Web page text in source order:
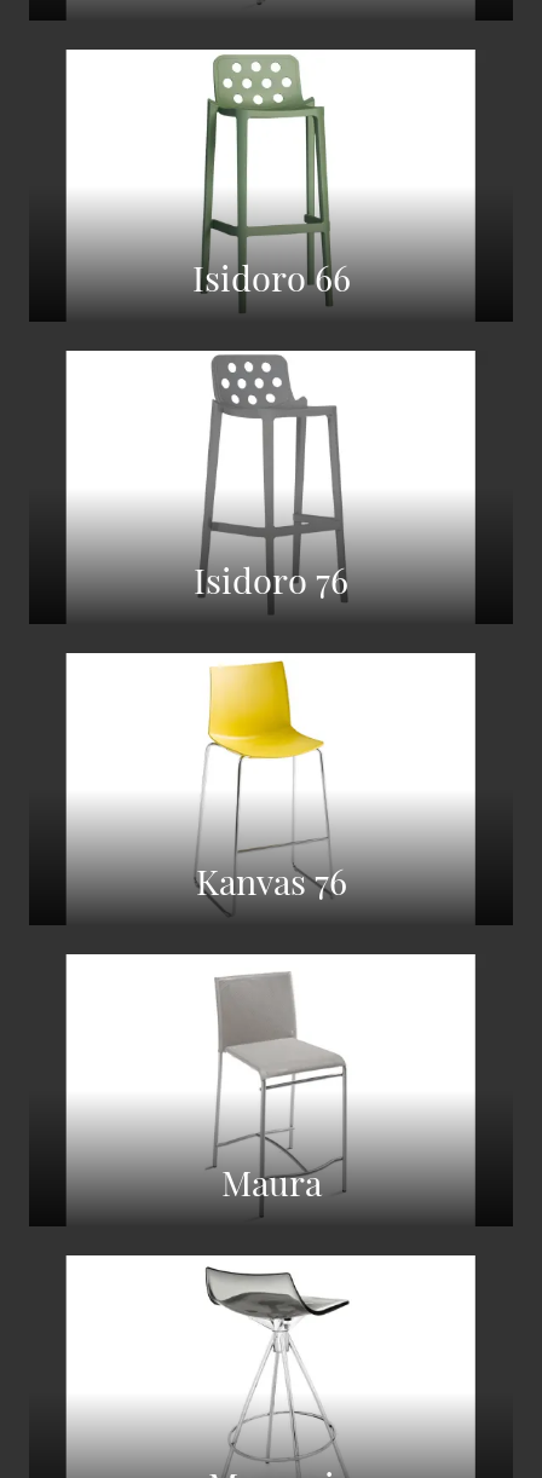
Isidoro 66
Isidoro 76
Kanvas 76
Maura